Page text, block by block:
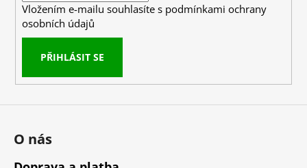
Vložením e-mailu souhlasíte s podmínkami ochrany
osobních údajů
PŘIHLÁSIT SE
O nás